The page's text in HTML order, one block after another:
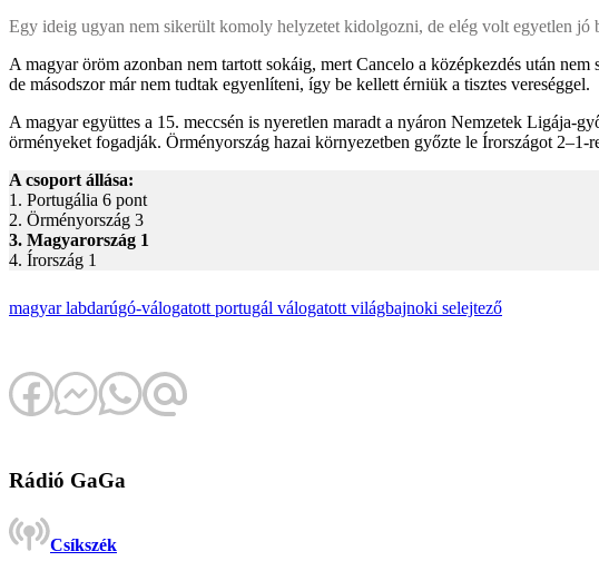
Egy ideig ugyan nem sikerült komoly helyzetet kidolgozni, de elég volt egyetlen jó
A magyar öröm azonban nem tartott sokáig, mert Cancelo a középkezdés után
de másodszor már nem tudtak egyenlíteni, így be kellett érniük a tisztes vereséggel.
A magyar együttes a 15. meccsén is nyeretlen maradt a nyáron Nemzetek Ligája-
örményeket fogadják. Örményország hazai környezetben győzte le Írországot 2–1-
A csoport állása:
1. Portugália 6 pont
2. Örményország 3
3. Magyarország 1
4. Írország 1
magyar labdarúgó-válogatott portugál válogatott világbajnoki selejtező
Rádió GaGa
Csíkszék